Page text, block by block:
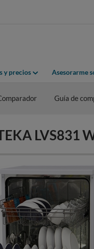
y precios Asesorarme
Guía de
LVS831